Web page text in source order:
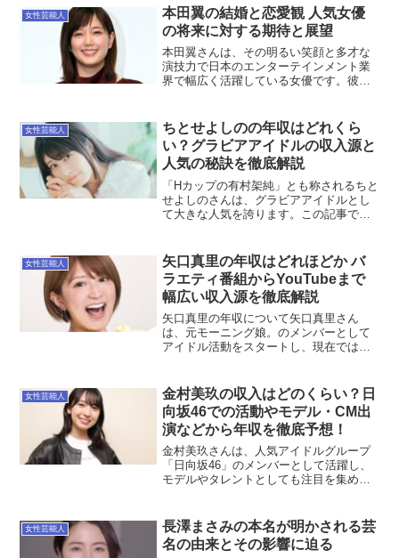
なりました。父親はピアニスト、母親は
声楽家、そし...
女性芸能人
本田翼の結婚と恋愛観 人気女優
の将来に対する期待と展望
本田翼さんは、その明るい笑顔と多才な
演技力で日本のエンターテインメント業
界で幅広く活躍している女優です。彼女
回は、本田翼さんの結婚に関する情報や
彼女の考え方について詳し...
女性芸能人
ちとせよしのの年収はどれくら
い？グラビアアイドルの収入源と
人気の秘訣を徹底解説
「Hカップの有村架純」とも称されるちと
せよしのさんは、グラビアアイドルとし
て大きな人気を誇ります。この記事で
とせよしのさんの推定年収は、主にグラ
ビア活動やYouTube...
女性芸能人
矢口真里の年収はどれほどか バ
ラエティ番組からYouTubeまで
幅広い収入源を徹底解説
矢口真里の年収について矢口真里さん
は、元モーニング娘。のメンバーとして
アイドル活動をスタートし、現在ではバ
収は多岐にわたる収入源から成り立って
おり、その幅広い活動...
女性芸能人
金村美玖の収入はどのくらい？日
向坂46での活動やモデル・CM出
演などから年収を徹底予想！
金村美玖さんは、人気アイドルグループ
「日向坂46」のメンバーとして活躍し、
モデルやタレントとしても注目を集めて
レビ番組の出演料、雑誌モデルやCM契約
など多岐にわたりま...
女性芸能人
長澤まさみの本名が明かされる芸
名の由来とその影響に迫る